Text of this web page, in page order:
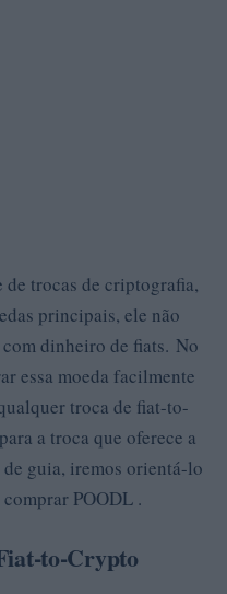
trocas de criptografia,
principais, ele não
dinheiro de fiats. No
essa moeda facilmente
troca de fiat-to-
a troca que oferece a
de guia, iremos orientá-lo
POODL .
to-Crypto